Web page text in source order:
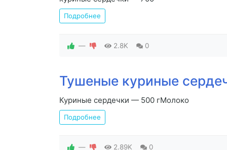
Подробнее
— 2.8K 0
Тушеные куриные
Куриные сердечки — 500 гМолоко
Подробнее
— 2.89K 0